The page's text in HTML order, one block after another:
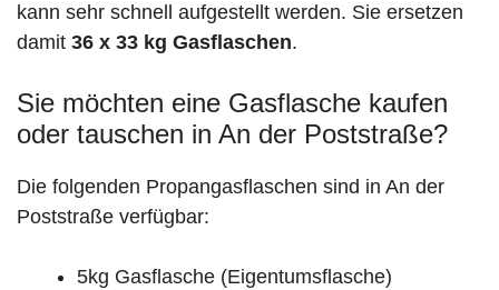
kann sehr schnell aufgestellt werden. Sie ersetzen
damit 36 x 33 kg Gasflaschen.
Sie möchten eine Gasflasche kaufen
oder tauschen in An der Poststraße?
Die folgenden Propangasflaschen sind in An der
Poststraße verfügbar:
5kg Gasflasche (Eigentumsflasche)